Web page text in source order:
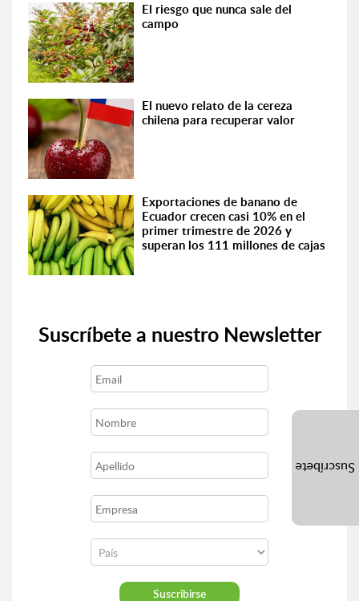
El riesgo que nunca sale del
campo
El nuevo relato de la cereza
chilena para recuperar valor
Exportaciones de banano de
Ecuador crecen casi 10% en el
primer trimestre de 2026 y
superan los 111 millones de cajas
Suscríbete a nuestro Newsletter
Suscríbete